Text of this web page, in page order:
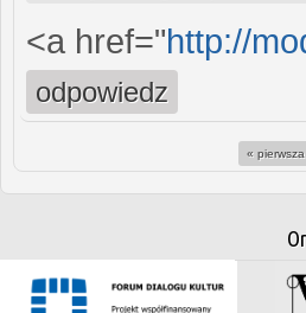
<a href="http://
odpowiedz
« pierwsza